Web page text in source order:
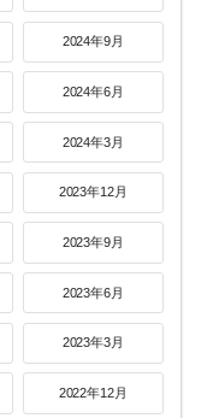
2024年9月
2024年6月
2024年3月
2023年12月
2023年9月
2023年6月
2023年3月
2022年12月